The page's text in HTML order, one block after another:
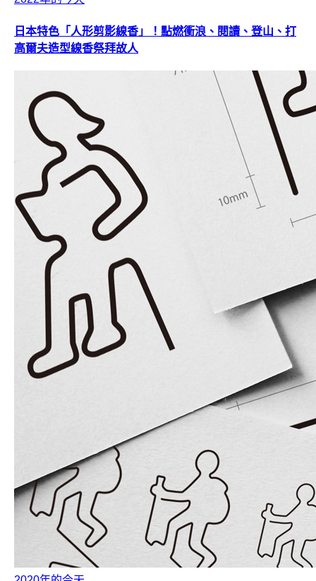
日本特色「人形剪影線香」！點燃衝浪、閱讀、登山、打
高爾夫造型線香祭拜故人